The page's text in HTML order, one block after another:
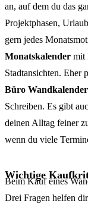
an, auf dem du das
Projektphasen,
gern jedes
Monatskalender mit
Stadtansichten. Eher
Büro Wandkalender
Schreiben. Es gibt
deinen Alltag feiner
wenn du viele
Wichtige
Beim Kauf eines
Drei Fragen helfen